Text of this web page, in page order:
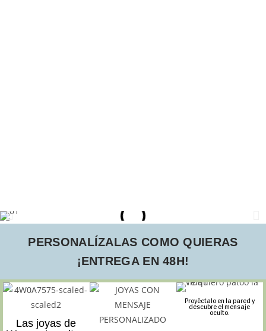
PERSONALÍZALAS COMO QUIERAS
¡ENTREGA EN 48H!
Las joyas de
Proyéctalo en la pared y
descubre el mensaje
oculto.